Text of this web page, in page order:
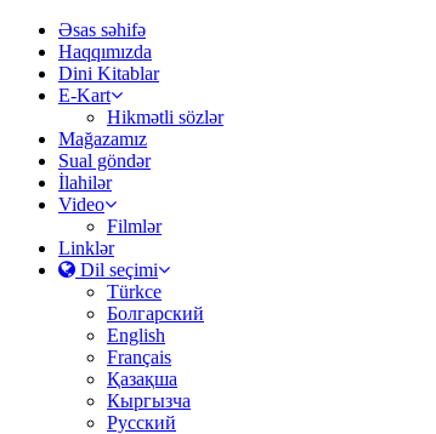
Əsas səhifə
Haqqımızda
Dini Kitablar
E-Kart
Hikmətli sözlər
Mağazamız
Sual göndər
İlahilər
Video
Filmlər
Linklər
Dil seçimi
Türkce
Болгарский
English
Français
Қазақша
Кыргызча
Русский